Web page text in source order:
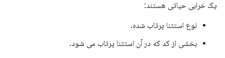
یک خرابی حیاتی هستند:
نوع استثنا پرتاب شده.
بخشی از کد که در آن استثنا پرتاب می شود.